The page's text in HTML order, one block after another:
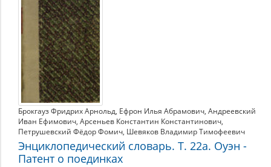
Брокгауз Фридрих Арнольд, Ефрон Илья Абрамович, Андреевский
Иван Ефимович, Арсеньев Константин Константинович,
Петрушевский Фёдор Фомич, Шевяков Владимир Тимофеевич
Энциклопедический словарь. Т. 22а. Оуэн -
Патент о поединках